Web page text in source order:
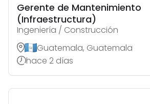
Gerente de Mantenimiento
(Infraestructura)
Ingeniería / Construcción
Guatemala, Guatemala
hace 2 días